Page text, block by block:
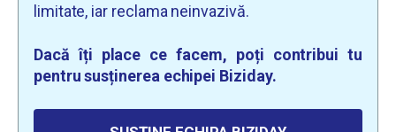
limitate, iar reclama neinvazivă.
Dacă îți place ce facem, poți contribui tu
pentru susținerea echipei Biziday.